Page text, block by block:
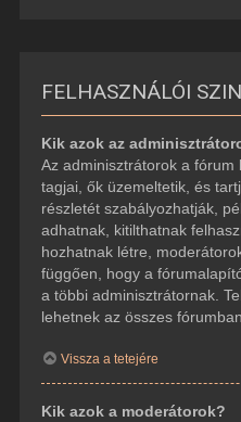
FELHASZNÁLÓI
Kik azok az
Az adminisztrátorok a
tagjai, ők üzemeltetik, és
részletét szabályozhatják,
adhatnak, kitilthatnak
hozhatnak létre,
függően, hogy a
a többi adminisztrátornak.
lehetnek az összes fórumban.
Vissza a tetejére
Kik azok a moderátorok?